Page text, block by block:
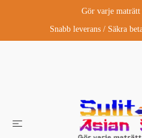
Gör varje
Snabb leverans / Säkra